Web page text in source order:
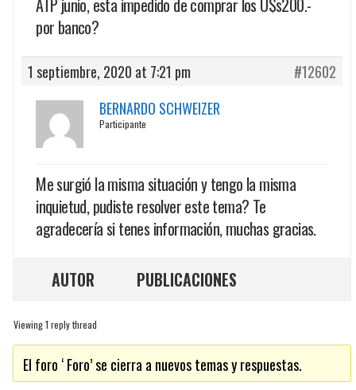
por banco?
1 septiembre, 2020 at 7:21 pm
#12602
BERNARDO SCHWEIZER
Participante
Me surgió la misma situación y tengo la misma
inquietud, pudiste resolver este tema? Te
agradecería si tenes información, muchas gracias.
AUTOR PUBLICACIONES
Viewing 1 reply thread
El foro ‘ Foro’ se cierra a nuevos temas y respuestas.